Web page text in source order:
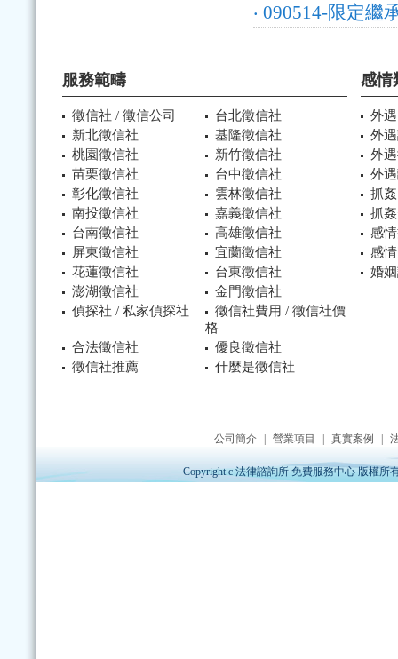
‧ 090514-限定繼
服務範疇
徵信社 / 徵信公司
台北徵信社
新北徵信社
基隆徵信社
桃園徵信社
新竹徵信社
苗栗徵信社
台中徵信社
彰化徵信社
雲林徵信社
南投徵信社
嘉義徵信社
台南徵信社
高雄徵信社
屏東徵信社
宜蘭徵信社
花蓮徵信社
台東徵信社
澎湖徵信社
金門徵信社
偵探社 / 私家偵探社
徵信社費用 / 徵信社價
格
合法徵信社
優良徵信社
徵信社推薦
什麼是徵信社
感情
外遇
外
外
外
抓姦
抓
感
感
婚
公司簡介 營業項目 真實案例
Copyright c 法律諮詢所 免費服務中心 版權